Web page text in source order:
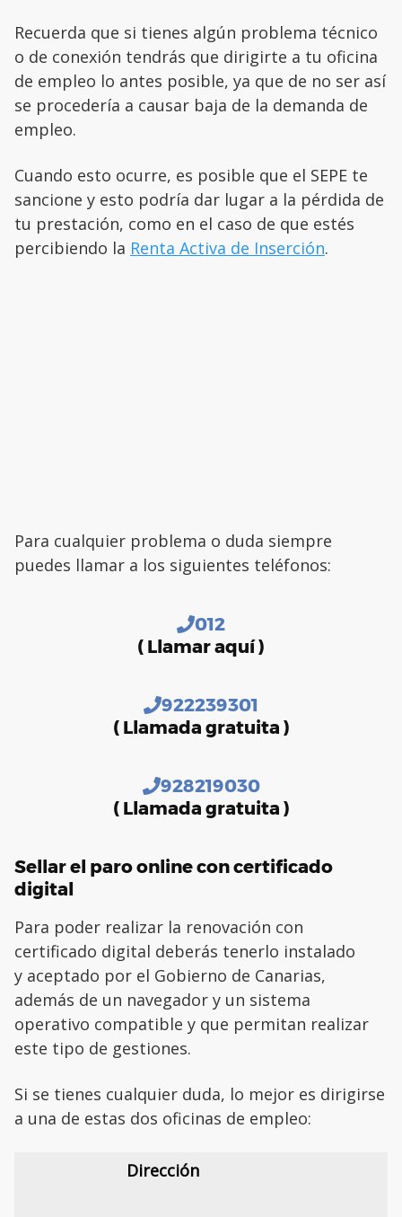
Recuerda que si tienes algún problema técnico
o de conexión tendrás que dirigirte a tu oficina
de empleo lo antes posible, ya que de no ser así
se procedería a causar baja de la demanda de
empleo.
Cuando esto ocurre, es posible que el SEPE te
sancione y esto podría dar lugar a la pérdida de
tu prestación, como en el caso de que estés
percibiendo la Renta Activa de Inserción.
Para cualquier problema o duda siempre
puedes llamar a los siguientes teléfonos:
012
( Llamar aquí )
922239301
( Llamada gratuita )
928219030
( Llamada gratuita )
Sellar el paro online con certificado
digital
Para poder realizar la renovación con
certificado digital deberás tenerlo instalado
y aceptado por el Gobierno de Canarias,
además de un navegador y un sistema
operativo compatible y que permitan realizar
este tipo de gestiones.
Si se tienes cualquier duda, lo mejor es dirigirse
a una de estas dos oficinas de empleo:
Dirección